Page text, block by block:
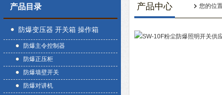
产品目录
防爆变压器 开关箱 操作箱
防爆主令控制器
防爆正压柜
防爆墙壁开关
防爆对讲机
产品中心 您的位